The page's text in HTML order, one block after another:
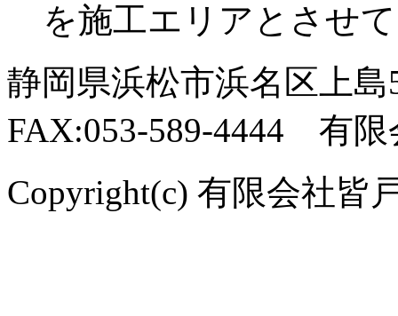
を施工エリアとさせ
静岡県浜松市浜名区上
FAX:053-589-4444 有限
Copyright(c) 有限会社皆